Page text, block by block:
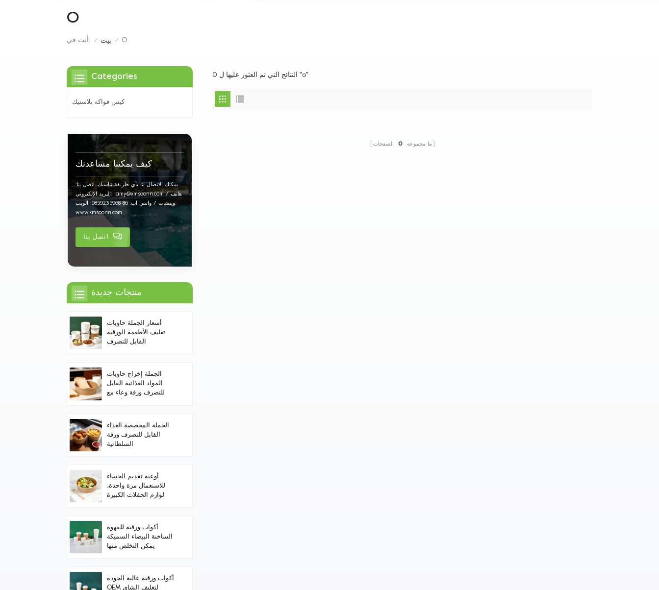
O
أنت في: / بيت / O
0 النتائج التي تم العثور عليها ل "o"
ما مجموعه 0 الصفحات
Categories
كيس فواكه بلاستيك
كيف يمكننا مساعدتك
يمكنك الاتصال بنا بأي طريقة تناسبك. اتصل بنا:
البريد الإلكتروني: amy@xmsoonn.com هاتف /
ويتشات / واتس اب: 86-19859235968 الويب:
www.xmsoonn.com
اتصل بنا
منتجات جديدة
أسعار الجملة حاويات
تغليف الأطعمة الورقية
القابل للتصرف
الجملة إخراج حاويات
المواد الغذائية القابل
للتصرف ورقة وعاء مع
الجملة المخصصة الغذاء
القابل للتصرف ورقة
السلطانية
أوعية تقديم الحساء
للاستعمال مرة واحدة،
لوازم الحفلات الكبيرة
أكواب ورقية للقهوة
الساخنة البيضاء السميكة
يمكن التخلص منها
أكواب ورقية عالية الجودة
OEM لتغليف الشاي